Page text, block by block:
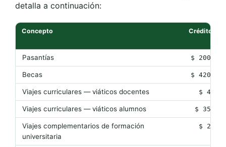
detalla a continuación:
Concepto Crédito
Pasantías $
Becas $
Viajes curriculares — viáticos docentes $
Viajes curriculares — viáticos alumnos $
Viajes complementarios de formación
universitaria
$